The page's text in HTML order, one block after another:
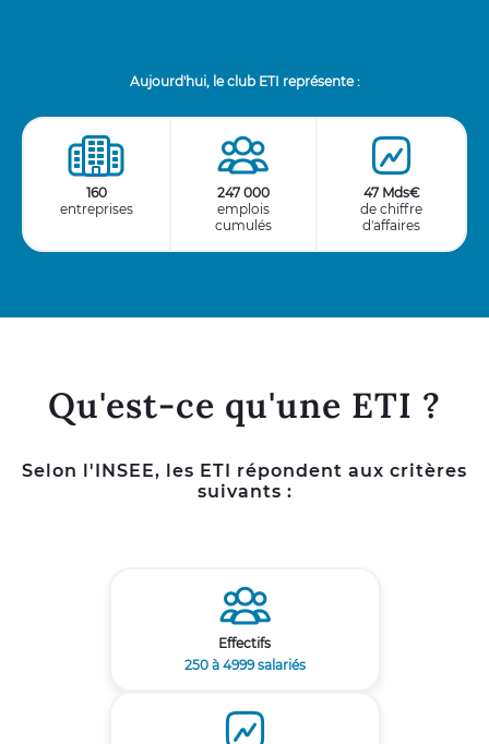
Aujourd'hui, le club ETI représente :
160
entreprises
247 000
emplois
cumulés
47 Mds€
de chiffre
d'affaires
Qu'est-ce qu'une ETI ?
Selon l'INSEE, les ETI répondent aux critères
suivants :
Effectifs
250 à 4999 salariés